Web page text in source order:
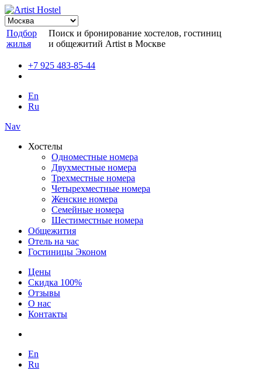
Подбор
жилья
Поиск и бронирование хостелов, гостиниц
и общежитий Artist в Москве
+7 925 483-85-44
En
Ru
Nav
Хостелы
Одноместные номера
Двухместные номера
Трехместные номера
Четырехместные номера
Женские номера
Семейные номера
Шестиместные номера
Общежития
Отель на час
Гостиницы Эконом
Цены
Скидка 100%
Отзывы
О нас
Контакты
En
Ru